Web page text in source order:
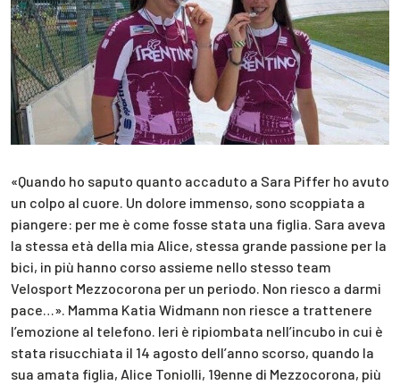
«Quando ho saputo quanto accaduto a Sara Piffer ho avuto
un colpo al cuore. Un dolore immenso, sono scoppiata a
piangere: per me è come fosse stata una figlia. Sara aveva
la stessa età della mia Alice, stessa grande passione per la
bici, in più hanno corso assieme nello stesso team
Velosport Mezzocorona per un periodo. Non riesco a darmi
pace…». Mamma Katia Widmann non riesce a trattenere
l’emozione al telefono. Ieri è ripiombata nell’incubo in cui è
stata risucchiata il 14 agosto dell’anno scorso, quando la
sua amata figlia, Alice Toniolli, 19enne di Mezzocorona, più